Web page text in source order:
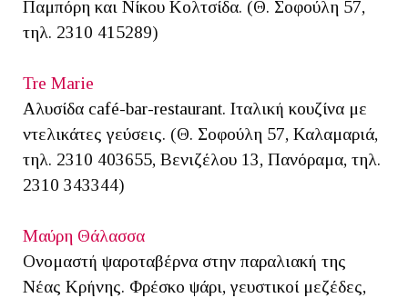
Παμπόρη και Νίκου Κολτσίδα. (Θ. Σοφούλη 57,
τηλ. 2310 415289)
Tre Marie
Αλυσίδα café-bar-restaurant. Ιταλική κουζίνα με
ντελικάτες γεύσεις. (Θ. Σοφούλη 57, Καλαμαριά,
τηλ. 2310 403655, Βενιζέλου 13, Πανόραμα, τηλ.
2310 343344)
Μαύρη Θάλασσα
Ονομαστή ψαροταβέρνα στην παραλιακή της
Νέας Κρήνης. Φρέσκο ψάρι, γευστικοί μεζέδες,